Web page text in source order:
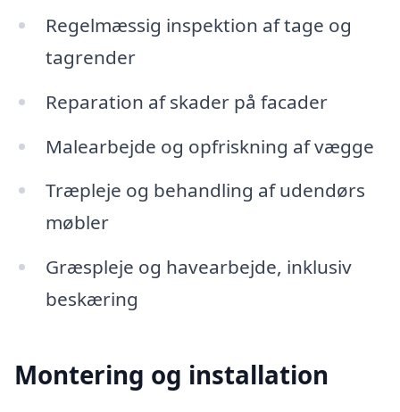
Regelmæssig inspektion af tage og
tagrender
Reparation af skader på facader
Malearbejde og opfriskning af vægge
Træpleje og behandling af udendørs
møbler
Græspleje og havearbejde, inklusiv
beskæring
Montering og installation